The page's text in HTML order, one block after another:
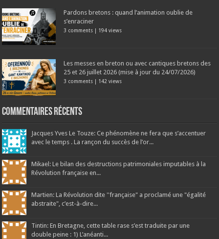
Pardons bretons : quand l’animation oublie de
s’enraciner
3 comments | 194 views
Les messes en breton ou avec cantiques bretons des
25 et 26 juillet 2026 (mise à jour du 24/07/2026)
3 comments | 142 views
Commentaires récents
Jacques Yves Le Touze: Ce phénomène ne fera que s’accentuer
avec le temps . La rançon du succès de l’or...
Mikael: Le bilan des destructions patrimoniales imputables à la
Révolution française en...
Martien: La Révolution dite ''française" a proclamé une "égalité
abstraite", c’est-à-dire...
Tintin: En Bretagne, cette table rase s’est traduite par une
double peine : 1) L’anéanti...